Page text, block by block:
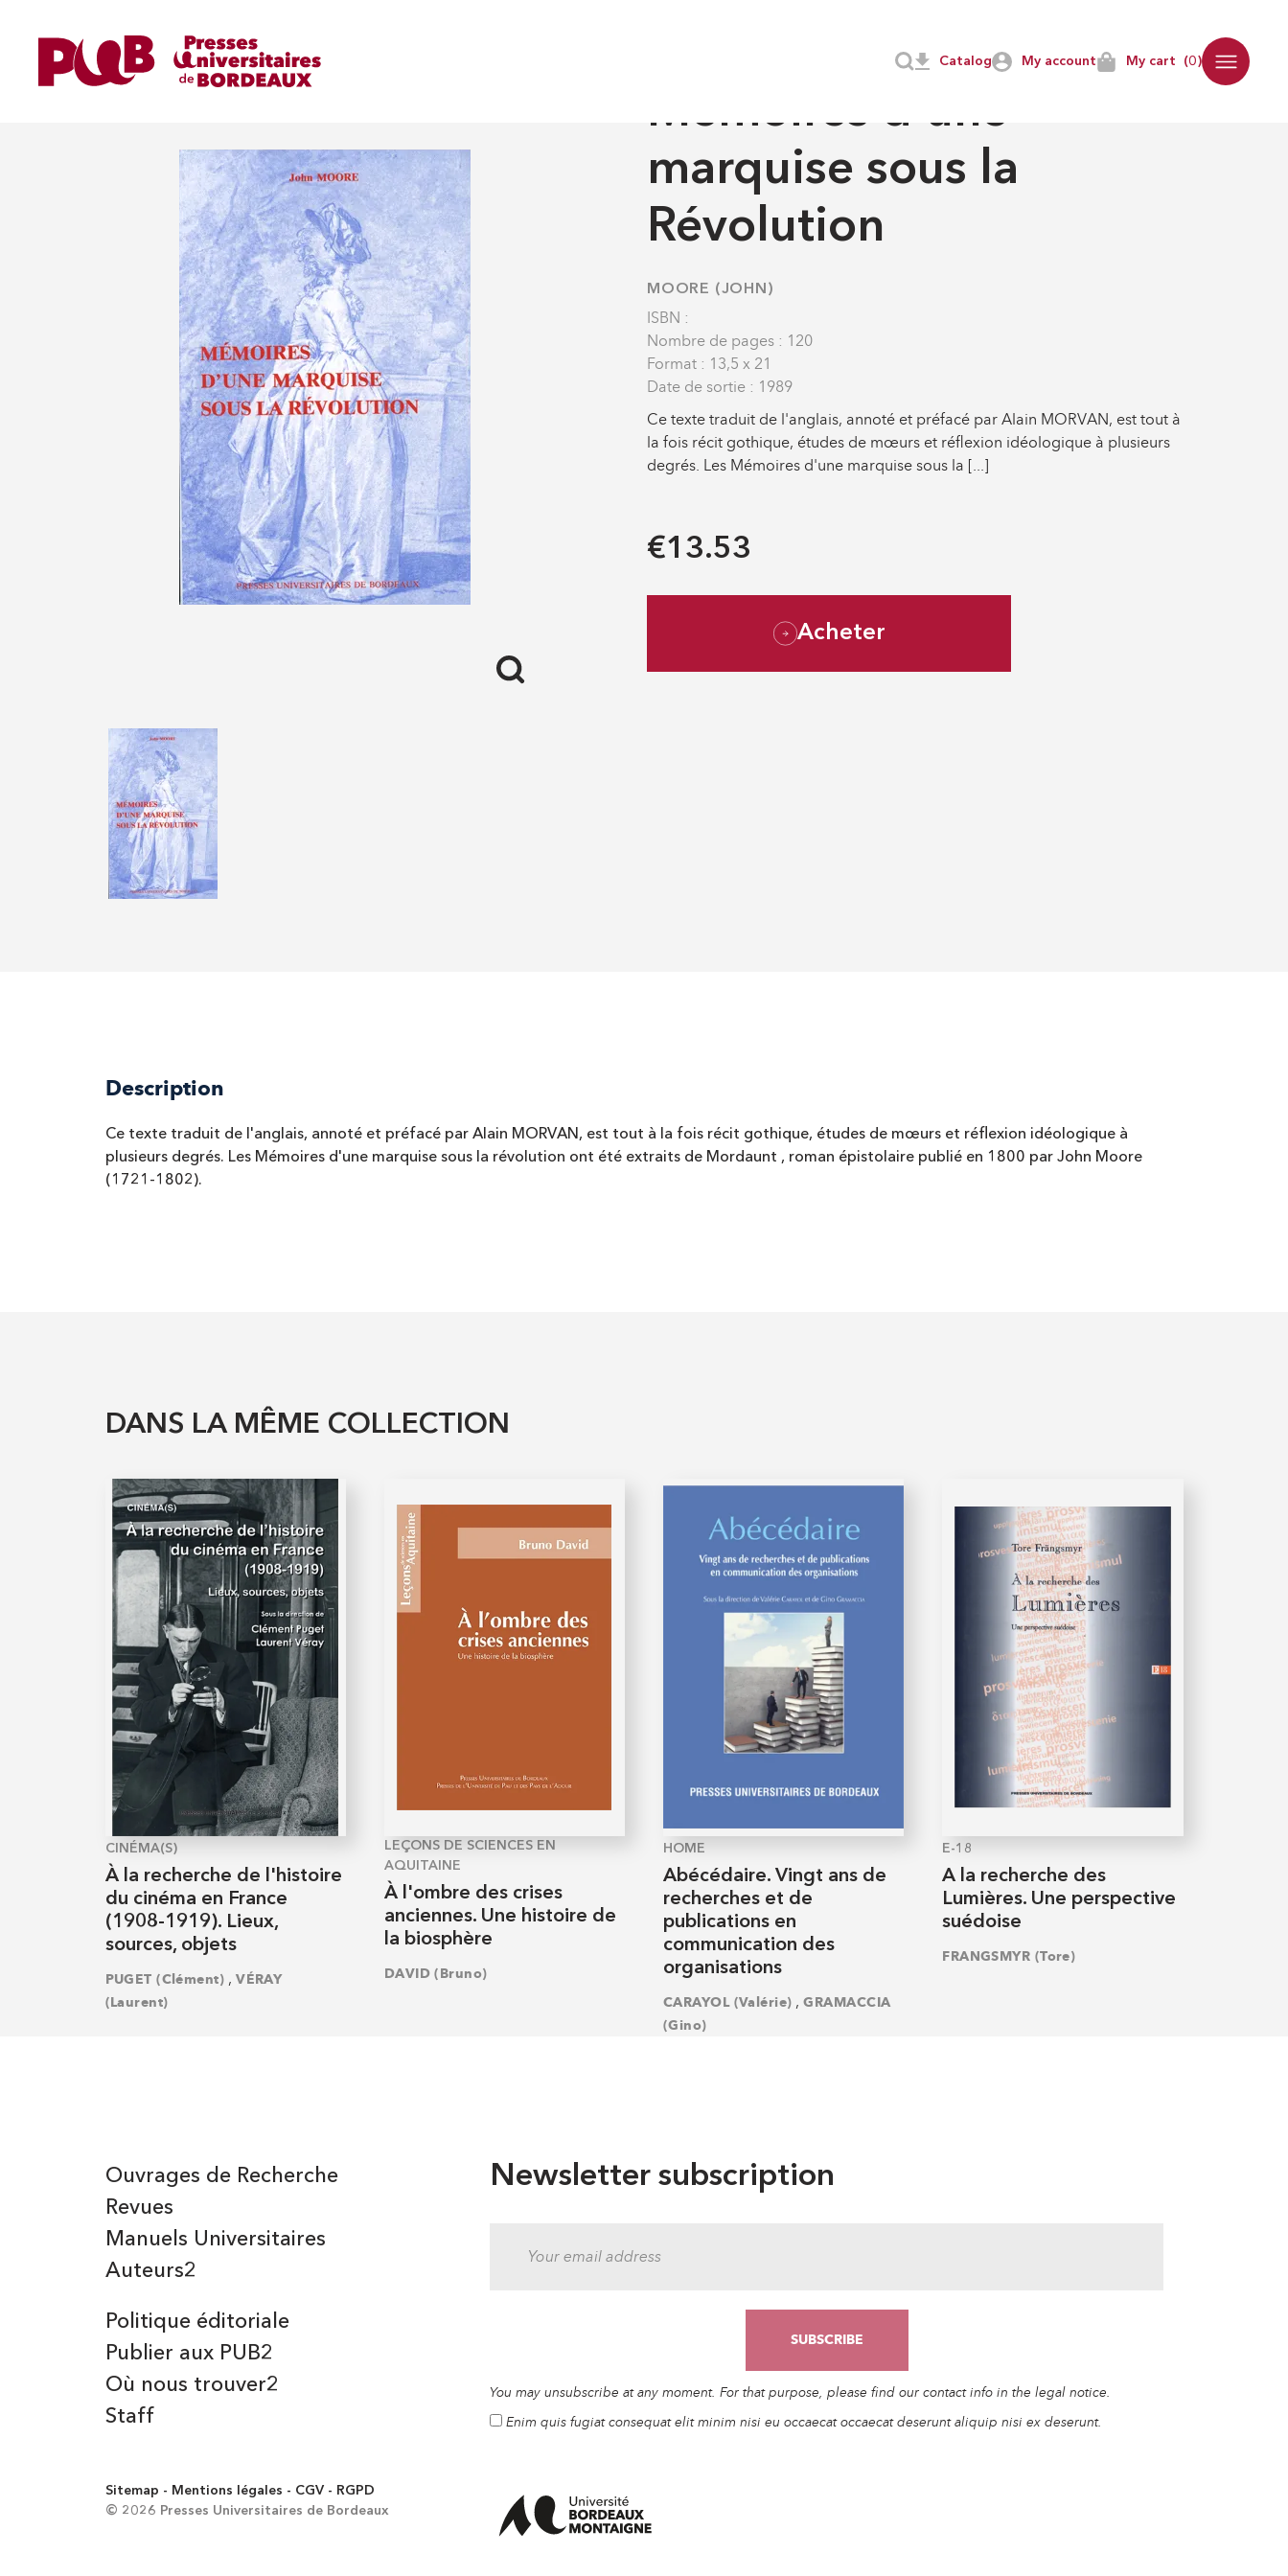
My account My cart (0)
Catalog
Mémoires d'une
marquise sous la
Révolution
MOORE (JOHN)
ISBN :
Nombre de pages : 120
Format : 13,5 x 21
Date de sortie : 1989
Ce texte traduit de l'anglais, annoté et préfacé par Alain MORVAN, est tout à
la fois récit gothique, études de mœurs et réflexion idéologique à plusieurs
degrés. Les Mémoires d'une marquise sous la [...]
€13.53
Acheter
Description
Ce texte traduit de l'anglais, annoté et préfacé par Alain MORVAN, est tout à la fois récit gothique, études de mœurs et réflexion idéologique à
plusieurs degrés. Les Mémoires d'une marquise sous la révolution ont été extraits de Mordaunt , roman épistolaire publié en 1800 par John Moore
(1721-1802).
DANS LA MÊME COLLECTION
CINÉMA(S)
À la recherche de l'histoire
du cinéma en France
(1908-1919). Lieux,
sources, objets
PUGET (Clément) ,VÉRAY
(Laurent)
LEÇONS DE SCIENCES EN
AQUITAINE
À l'ombre des crises
anciennes. Une histoire de
la biosphère
DAVID (Bruno)
HOME
Abécédaire. Vingt ans de
recherches et de
publications en
communication des
organisations
CARAYOL (Valérie) ,GRAMACCIA
(Gino)
E-18
A la recherche des
Lumières. Une perspective
suédoise
FRANGSMYR (Tore)
Newsletter subscription
You may unsubscribe at any moment. For that purpose, please find our contact info in the legal notice.
Enim quis fugiat consequat elit minim nisi eu occaecat occaecat deserunt aliquip nisi ex deserunt.
Auteurs2
Manuels Universitaires
Ouvrages de Recherche
Revues
Politique éditoriale
Publier aux PUB2
Où nous trouver2
Staff
Sitemap Mentions légales CGV
RGPD
© 2026 Presses Universitaires de Bordeaux